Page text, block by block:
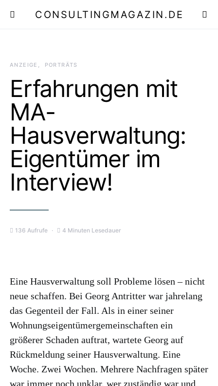
CONSULTINGMAGAZIN.DE
ANZEIGE PORTRÄTS
Erfahrungen mit
MA-
Hausverwaltung:
Eigentümer im
Interview!
136 Aufrufe 4 Minuten Lesedauer
Eine Hausverwaltung soll Probleme lösen – nicht
neue schaffen. Bei Georg Antritter war jahrelang
das Gegenteil der Fall. Als in einer seiner
Wohnungseigentümergemeinschaften ein
größerer Schaden auftrat, wartete Georg auf
Rückmeldung seiner Hausverwaltung. Eine
Woche. Zwei Wochen. Mehrere Nachfragen später
war immer noch unklar, wer zuständig war und